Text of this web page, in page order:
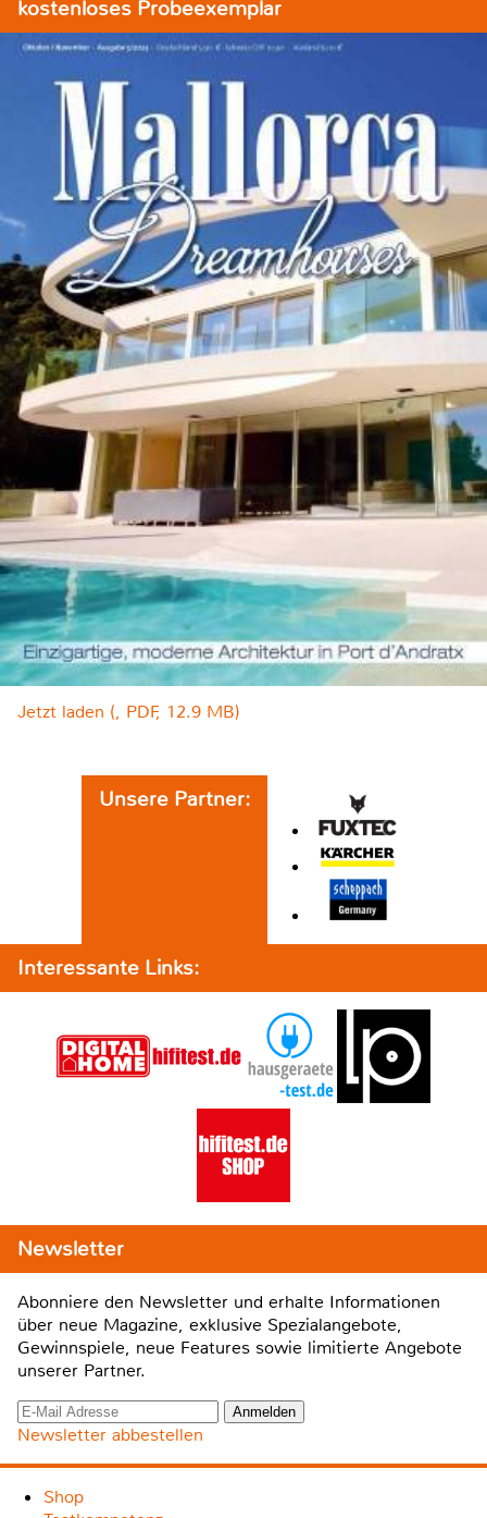
kostenloses Probeexemplar
Jetzt laden (, PDF, 12.9 MB)
Unsere Partner:
Interessante Links:
Newsletter
Abonniere den Newsletter und erhalte Informationen
über neue Magazine, exklusive Spezialangebote,
Gewinnspiele, neue Features sowie limitierte Angebote
unserer Partner.
Newsletter abbestellen
Shop